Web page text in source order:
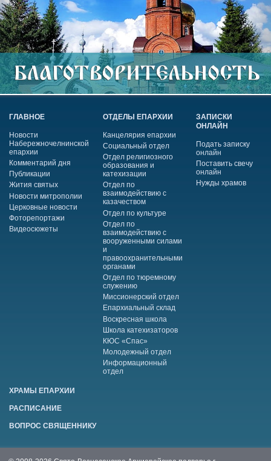
ГЛАВНОЕ
Новости
Набережночелнинской
епархии
Комментарий дня
Публикации
Жития святых
Новости митрополии
Церковные новости
Фоторепортажи
Видеосюжеты
ОТДЕЛЫ ЕПАРХИИ
Канцелярия епархии
Социальный отдел
Отдел религиозного
образования и
катехизации
Отдел по
взаимодействию с
казачеством
Отдел по культуре
Отдел по
взаимодействию с
вооруженными силами
и
правоохранительными
органами
Отдел по тюремному
служению
Миссионерский отдел
Епархиальный склад
Воскресная школа
Школа катехизаторов
КЮС «Спас»
Молодежный отдел
Информационный
отдел
ЗАПИСКИ
ОНЛАЙН
Подать записку
онлайн
Поставить свечу
онлайн
Нужды храмов
ХРАМЫ ЕПАРХИИ
РАСПИСАНИЕ
ВОПРОС СВЯЩЕННИКУ